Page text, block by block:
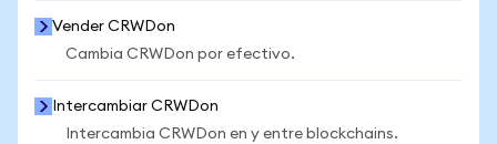
Vender CRWDon
Cambia CRWDon por efectivo.
Intercambiar CRWDon
Intercambia CRWDon en y entre blockchains.